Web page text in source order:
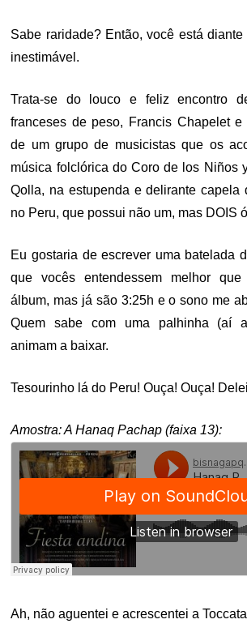
Sabe raridade? Então, você está
inestimável.
Trata-se do louco e feliz encontro
franceses de peso, Francis Chapelet
de um grupo de musicistas que os
música folclórica do Coro de los Niños
Qolla, na estupenda e delirante capela
no Peru, que possui não um, mas DOIS
Eu gostaria de escrever uma batelada
que vocês entendessem melhor
álbum, mas já são 3:25h e o sono me
Quem sabe com uma palhinha (aí
animam a baixar.
Tesourinho lá do Peru! Ouça! Ouça!
Amostra: A Hanaq Pachap (faixa 13):
Ah, não aguentei e acrescentei a